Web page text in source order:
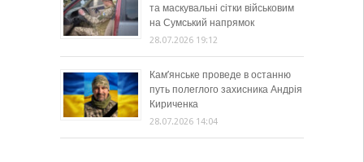
та маскувальні сітки військовим
на Сумський напрямок
28.07.2026 19:12
Кам’янське проведе в останню
путь полеглого захисника Андрія
Кириченка
28.07.2026 14:04